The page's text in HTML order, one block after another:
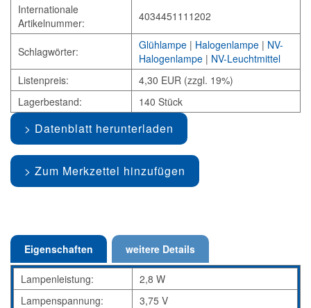
Internationale
Artikelnummer:
4034451111202
Schlagwörter: Glühlampe | Halogenlampe | NV-
Halogenlampe | NV-Leuchtmittel
Listenpreis:
4,30 EUR (zzgl. 19%)
Lagerbestand:
140 Stück
Datenblatt herunterladen
Zum Merkzettel hinzufügen
Eigenschaften weitere Details
Lampenleistung:
2,8 W
Lampenspannung:
3,75 V